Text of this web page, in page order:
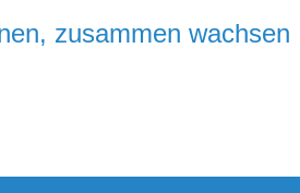
zusammen wachsen